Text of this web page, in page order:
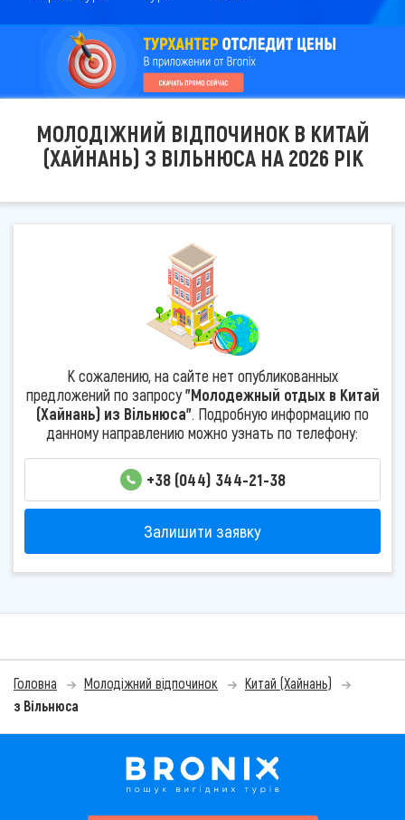
МОЛОДІЖНИЙ ВІДПОЧИНОК В КИТАЙ
(ХАЙНАНЬ) З ВІЛЬНЮСА НА 2026 РІК
К сожалению, на сайте нет опубликованных
предложений по запросу"Молодежный отдых в Китай
(Хайнань) из Вільнюса". Подробную информацию по
данному направлению можно узнать по телефону:
+38 (044) 344-21-38
Залишити заявку
Головна Молодіжний відпочинок
Китай (Хайнань)
з Вільнюса